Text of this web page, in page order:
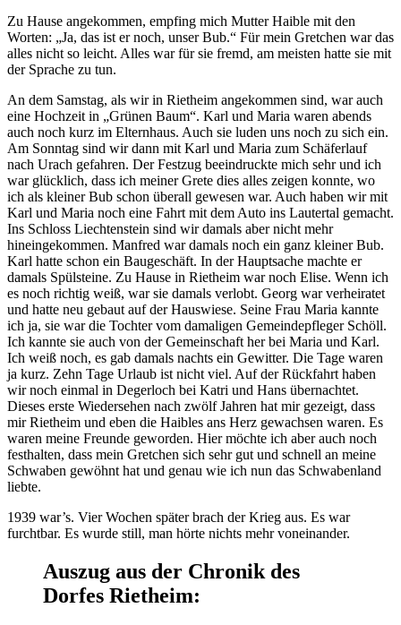
Zu Hause angekommen, empfing mich Mutter Haible mit den
Worten:
Ja, das ist er noch, unser Bub.
Für mein Gretchen war das
alles nicht so leicht. Alles war für sie fremd, am meisten hatte sie mit
der Sprache zu tun.
An dem Samstag, als wir in Rietheim angekommen sind, war auch
eine Hochzeit in
Grünen Baum . Karl und Maria waren abends
auch noch kurz im Elternhaus. Auch sie luden uns noch zu sich ein.
Am Sonntag sind wir dann mit Karl und Maria zum Schäferlauf
nach Urach gefahren. Der Festzug beeindruckte mich sehr und ich
war glücklich, dass ich meiner Grete dies alles zeigen konnte, wo
ich als kleiner Bub schon überall gewesen war. Auch haben wir mit
Karl und Maria noch eine Fahrt mit dem Auto ins Lautertal gemacht.
Ins Schloss Liechtenstein sind wir damals aber nicht mehr
hineingekommen. Manfred war damals noch ein ganz kleiner Bub.
Karl hatte schon ein Baugeschäft. In der Hauptsache machte er
damals Spülsteine. Zu Hause in Rietheim war noch Elise. Wenn ich
es noch richtig weiß, war sie damals verlobt. Georg war verheiratet
und hatte neu gebaut auf der Hauswiese. Seine Frau Maria kannte
ich ja, sie war die Tochter vom damaligen Gemeindepfleger Schöll.
Ich kannte sie auch von der Gemeinschaft her bei Maria und Karl.
Ich weiß noch, es gab damals nachts ein Gewitter. Die Tage waren
ja kurz. Zehn Tage Urlaub ist nicht viel. Auf der Rückfahrt haben
wir noch einmal in Degerloch bei Katri und Hans übernachtet.
Dieses erste Wiedersehen nach zwölf Jahren hat mir gezeigt, dass
mir Rietheim und eben die Haibles ans Herz gewachsen waren. Es
waren meine Freunde geworden. Hier möchte ich aber auch noch
festhalten, dass mein Gretchen sich sehr gut und schnell an meine
Schwaben gewöhnt hat und genau wie ich nun das Schwabenland
liebte.
1939 war’s. Vier Wochen später brach der Krieg aus. Es war
furchtbar. Es wurde still, man hörte nichts mehr voneinander.
Auszug aus der Chronik des
Dorfes Rietheim: